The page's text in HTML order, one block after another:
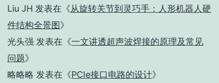
Liu JH 发表在《从旋转关节到灵巧手：人形机器人硬
件结构全景图》
光头强 发表在《一文讲透超声波焊接的原理及常见
问题》
略略略 发表在《PCIe接口电路的设计》